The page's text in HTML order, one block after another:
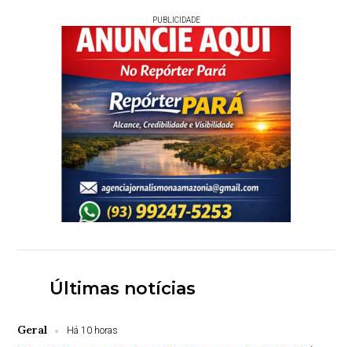
PUBLICIDADE
Últimas notícias
Geral Há 10 horas